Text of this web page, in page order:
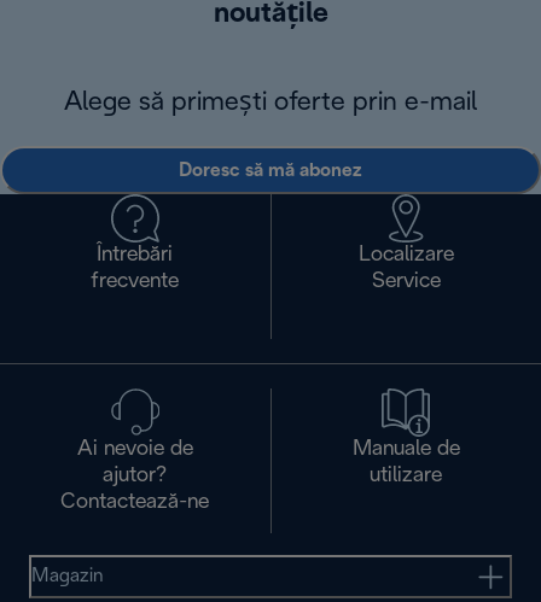
noutățile
Alege să primești oferte prin e-mail
Doresc să mă abonez
Întrebări
frecvente
Localizare
Service
Ai nevoie de
ajutor?
Contactează-ne
Manuale de
utilizare
Magazin